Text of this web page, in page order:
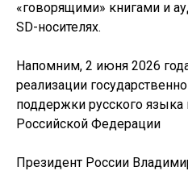
«говорящими» книгами и
SD-носителях.
Напомним, 2 июня 2026
реализации
поддержки русского
Российской Федерации
Президент России